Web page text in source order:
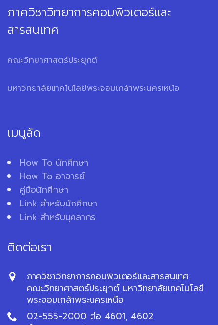
ภาควิชาวิทยาการคอมพิวเตอร์และ
สารสนเทศ
คณะวิทยาศาสตร์ประยุกต์
มหาวิทยาลัยเทคโนโลยีพระจอมเกล้าพระนครเหนือ
เมนูลัด
How To นักศึกษา
How To อาจารย์
คู่มือนักศึกษา
Link สำหรับนักศึกษา
Link สำหรับบุคลากร
ติดต่อเรา
ภาควิชาวิทยาการคอมพิวเตอร์และสารสนเทศ
คณะวิทยาศาสตร์ประยุกต์ มหาวิทยาลัยเทคโนโลยี
พระจอมเกล้าพระนครเหนือ
02-555-2000 ต่อ 4601, 4602